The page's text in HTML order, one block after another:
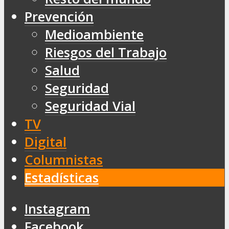
Prevención
Medioambiente
Riesgos del Trabajo
Salud
Seguridad
Seguridad Vial
TV
Digital
Columnistas
Estadísticas
Instagram